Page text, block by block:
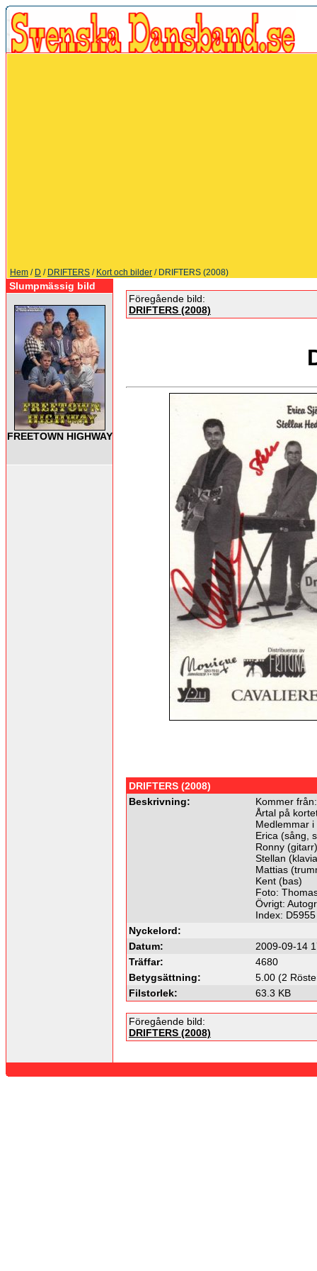
Hem / D / DRIFTERS / Kort och bilder / DRIFTERS (2008)
Slumpmässig bild
FREETOWN HIGHWAY
Föregående bild:
DRIFTERS (2008)
DRIFTERS (2008)
Beskrivning:
Kommer
Årtal på
Medlemmar i
Erica (sång,
Ronny (gitarr)
Stellan
Mattias
Kent (bas)
Foto:
Övrigt:
Index: D5955
Nyckelord:
Datum:
2009-09-14
Träffar:
4680
Betygsättning:
5.00 (2
Filstorlek:
63.3 KB
Föregående bild:
DRIFTERS (2008)